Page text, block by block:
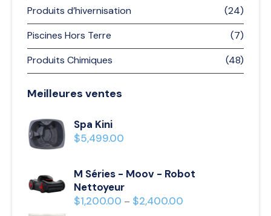
Produits d’hivernisation
(24)
Piscines Hors Terre
(7)
Produits Chimiques
(48)
Meilleures ventes
Spa Kini
$5,499.00
M Séries - Moov - Robot
Nettoyeur
$1,200.00 – $2,400.00